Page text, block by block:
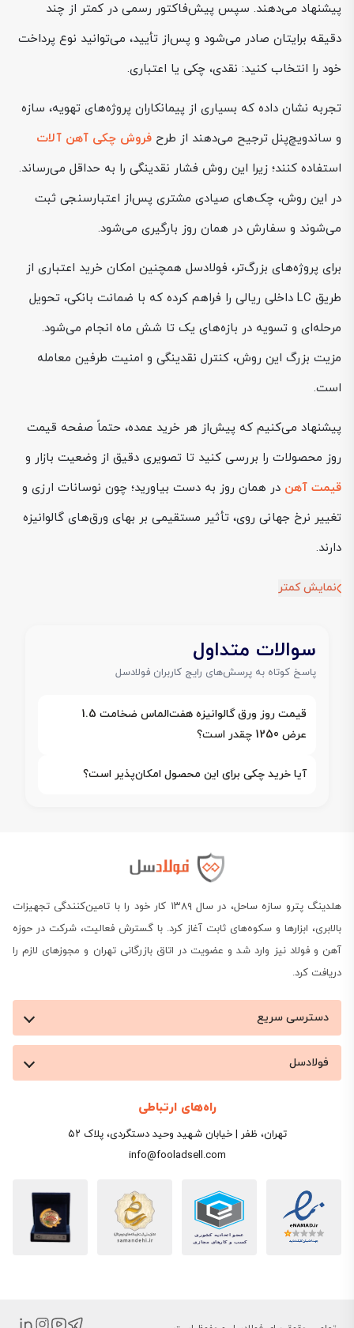
پیشنهاد می‌دهند. سپس پیش‌فاکتور رسمی در کمتر از چند
دقیقه برایتان صادر می‌شود و پس‌از تأیید، می‌توانید نوع پرداخت
خود را انتخاب کنید: نقدی، چکی یا اعتباری.
تجربه نشان داده که بسیاری از پیمانکاران پروژه‌های تهویه، سازه
و ساندویچ‌پنل ترجیح می‌دهند از طرح فروش چکی آهن آلات
استفاده کنند؛ زیرا این روش فشار نقدینگی را به حداقل می‌رساند.
در این روش، چک‌های صیادی مشتری پس‌از اعتبارسنجی ثبت
می‌شوند و سفارش در همان روز بارگیری می‌شود.
برای پروژه‌های بزرگ‌تر، فولادسل همچنین امکان خرید اعتباری از
طریق LC داخلی ریالی را فراهم کرده که با ضمانت بانکی، تحویل
مرحله‌ای و تسویه در بازه‌های یک تا شش ماه انجام می‌شود.
مزیت بزرگ این روش، کنترل نقدینگی و امنیت طرفین معامله
است.
پیشنهاد می‌کنیم که پیش‌از هر خرید عمده، حتماً صفحه قیمت
روز محصولات را بررسی کنید تا تصویری دقیق از وضعیت بازار و
قیمت آهن در همان روز به دست بیاورید؛ چون نوسانات ارزی و
تغییر نرخ جهانی روی، تأثیر مستقیمی بر بهای ورق‌های گالوانیزه
دارند.
نمایش کمتر
سوالات متداول
پاسخ کوتاه به پرسش‌های رایج کاربران فولادسل
قیمت روز ورق گالوانیزه هفت‌الماس ضخامت 1.5
عرض 1250 چقدر است؟
آیا خرید چکی برای این محصول امکان‌پذیر است؟
هلدینگ پترو سازه ساحل، در سال ۱۳۸۹ کار خود را با تامین‌کنندگی تجهیزات
بالابری، ابزارها و سکوه‌های ثابت آغاز کرد. با گسترش فعالیت، شرکت در حوزه
آهن و فولاد نیز وارد شد و عضویت در اتاق بازرگانی تهران و مجوزهای لازم را
دریافت کرد.
دسترسی سریع
فولادسل
راه‌های ارتباطی
تهران، ظفر | خیابان شهید وحید دستگردی، پلاک ۵۲
info@fooladsell.com